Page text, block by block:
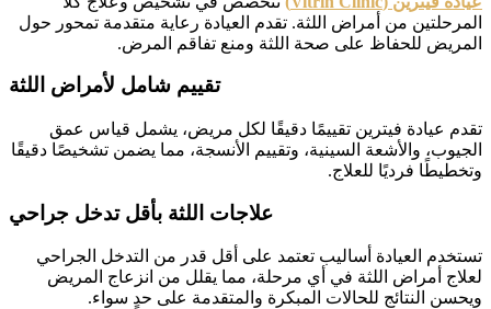
المرحلتين من أمراض اللثة. تقدم العيادة رعاية متقدمة تمحور حول
المريض للحفاظ على صحة اللثة ومنع تفاقم المرض.
تقييم شامل لأمراض اللثة
تقدم عيادة فيترين تقييمًا دقيقًا لكل مريض، يشمل قياس عمق
الجيوب، والأشعة السينية، وتقييم الأنسجة، مما يضمن تشخيصًا دقيقًا
وتخطيطًا فرديًا للعلاج.
علاجات اللثة بأقل تدخل جراحي
تستخدم العيادة أساليب تعتمد على أقل قدر من التدخل الجراحي
لعلاج أمراض اللثة في أي مرحلة، مما يقلل من انزعاج المريض
ويحسن النتائج للحالات المبكرة والمتقدمة على حدٍ سواء.